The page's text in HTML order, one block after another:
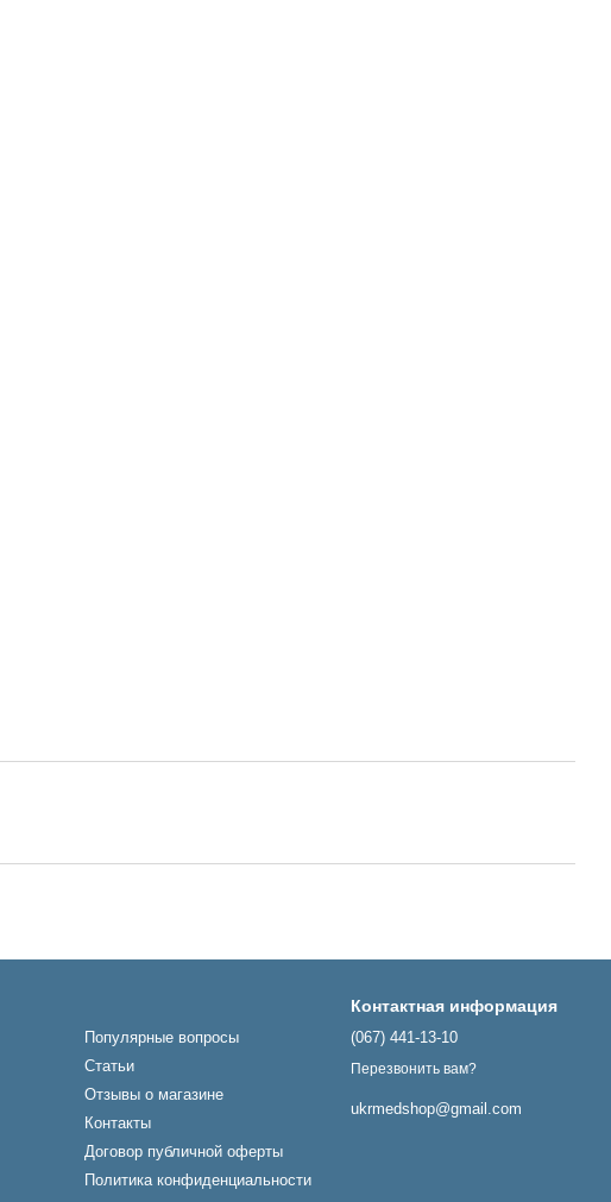
Популярные вопросы
Статьи
Отзывы о магазине
Контакты
Договор публичной оферты
Политика конфиденциальности
Контактная информация
(067) 441-13-10
Перезвонить вам?
ukrmedshop@gmail.com